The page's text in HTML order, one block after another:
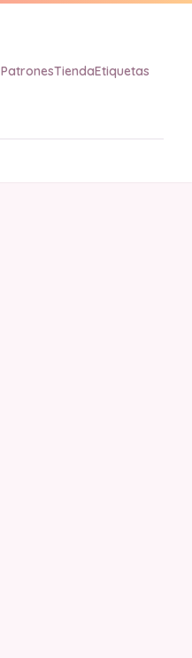
PatronesTiendaEtiquetas